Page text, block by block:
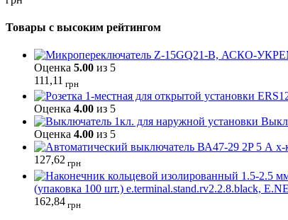
Товары с высоким рейтингом
Оценка 5.00 из 5
111,11 грн
Оценка 4.00 из 5
Оценка 4.00 из 5
127,62 грн
(упаковка 100 шт.) e.terminal.stand.rv2.2.8.black,
162,84 грн